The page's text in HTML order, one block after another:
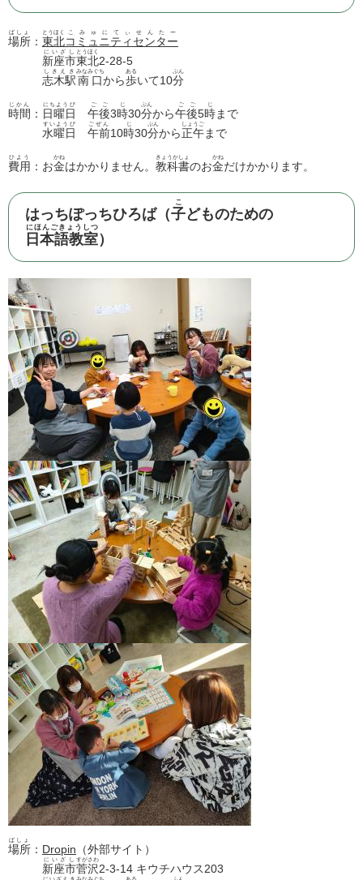
場所
ばしょ
： 東北
とうほく
コミュニティセンター
こみゅにてぃせんたー
新座市
にいざし
東北
とうほく
2-28-5
志木駅
しきえき
南口
みなみぐち
から歩
ある
いて10分
ぷん
時間
じかん
： 日曜日
にちようび
午後
ごご
3時
じ
30分
ぷん
から午後
ごご
5時
じ
まで
水曜日
すいようび
午前
ごぜん
10時
じ
30分
ぷん
から正午
しょうご
まで
費用
ひよう
：お金
かね
はかかりません。 教科書
きょうかしょ
のお金
かね
だけかかります。
はっちぽっちひろば（子
こ
どものための
日本語教室
にほんごきょうしつ
）
場所
ばしょ
： Dropin （外部サイト）
新座市
にいざし
菅沢
すがさわ
2-3-14 キウチハウス203